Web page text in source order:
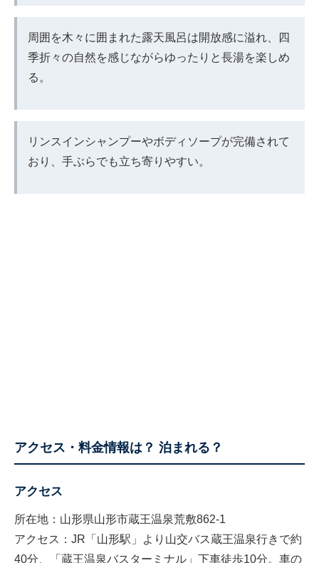
周囲を木々に囲まれた露天風呂は開放感に溢れ、四
季折々の自然を感じながらゆったりと長湯を楽しめ
る。
リンスインシャンプーやボディソープが完備されて
おり、手ぶらでも立ち寄りやすい。
アクセス・料金情報は？ 泊まれる？
アクセス
所在地：山形県山形市蔵王温泉荒敷862-1
アクセス：JR「山形駅」より山交バス蔵王温泉行きで約
40分、「蔵王温泉バスターミナル」下車徒歩10分。車の